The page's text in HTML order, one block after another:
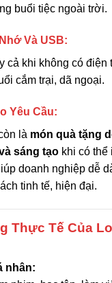
buổi tiệc ngoài trời.
Và USB:
cả khi không có điện
cắm trại, dã ngoại.
Yêu Cầu:
là món quà tặng
sáng tạo khi có thể
doanh nghiệp dễ
tinh tế, hiện đại.
Thực Tế Của
nhân: